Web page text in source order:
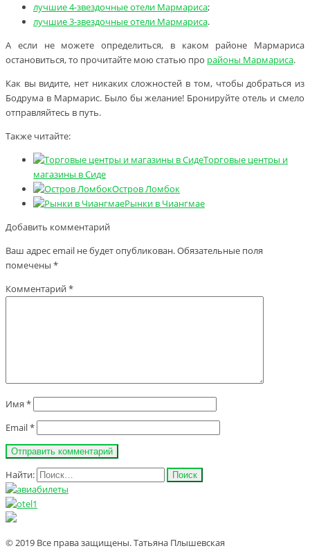
лучшие 4-звездочные отели Мармариса;
лучшие 3-звездочные отели Мармариса.
А если не можете определиться, в каком районе Мармариса
остановиться, то прочитайте мою статью про районы Мармариса.
Как вы видите, нет никаких сложностей в том, чтобы добраться из
Бодрума в Мармарис. Было бы желание! Бронируйте отель и смело
отправляйтесь в путь.
Также читайте:
Торговые центры и
магазины в Сиде
Остров Ломбок
Рынки в Чиангмае
Добавить комментарий
Ваш адрес email не будет опубликован.Обязательные поля
помечены *
Комментарий*
Имя *
Email*
Найти:
© 2019 Все права защищены. Татьяна Плышевская